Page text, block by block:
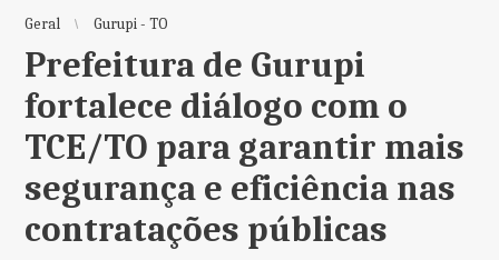
Geral Gurupi - TO
Prefeitura de Gurupi
fortalece diálogo com o
TCE/TO para garantir mais
segurança e eficiência nas
contratações públicas